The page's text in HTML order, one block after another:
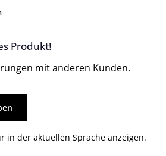
von 0 von 5 Sternen
Produkt!
mit anderen Kunden.
in der aktuellen Sprache anzeigen.